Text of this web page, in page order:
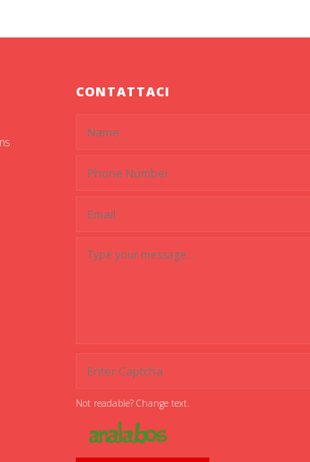
CONTATTACI
Not readable? Change text.